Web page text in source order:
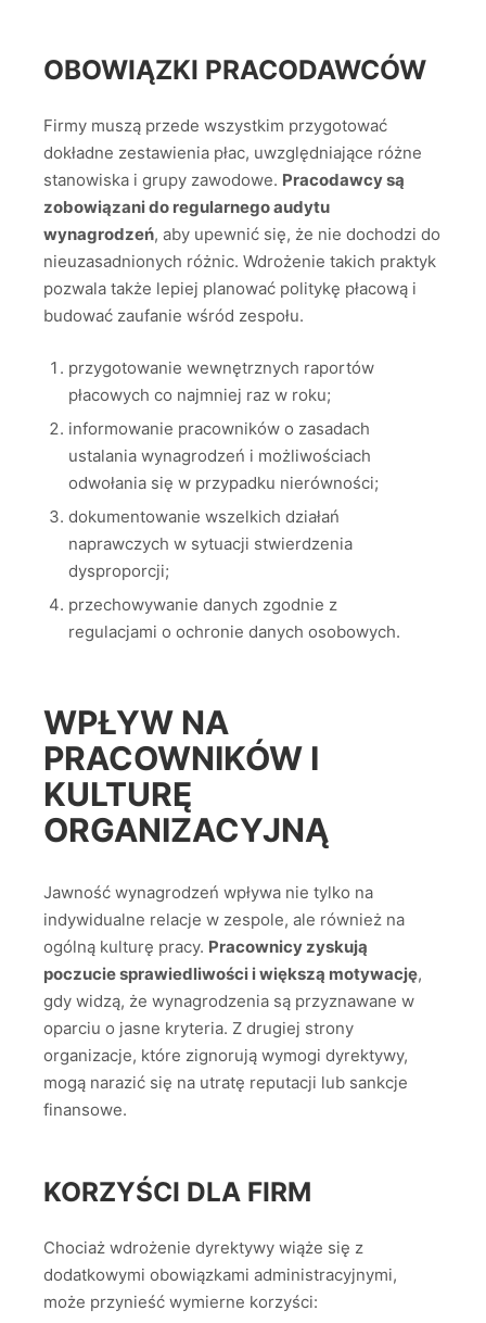
OBOWIĄZKI PRACODAWCÓW
Firmy muszą przede wszystkim przygotować
dokładne zestawienia płac, uwzględniające różne
stanowiska i grupy zawodowe. Pracodawcy są
zobowiązani do regularnego audytu
wynagrodzeń, aby upewnić się, że nie dochodzi do
nieuzasadnionych różnic. Wdrożenie takich praktyk
pozwala także lepiej planować politykę płacową i
budować zaufanie wśród zespołu.
przygotowanie wewnętrznych raportów
płacowych co najmniej raz w roku;
informowanie pracowników o zasadach
ustalania wynagrodzeń i możliwościach
odwołania się w przypadku nierówności;
dokumentowanie wszelkich działań
naprawczych w sytuacji stwierdzenia
dysproporcji;
przechowywanie danych zgodnie z
regulacjami o ochronie danych osobowych.
WPŁYW NA
PRACOWNIKÓW I
KULTURĘ
ORGANIZACYJNĄ
Jawność wynagrodzeń wpływa nie tylko na
indywidualne relacje w zespole, ale również na
ogólną kulturę pracy. Pracownicy zyskują
poczucie sprawiedliwości i większą motywację,
gdy widzą, że wynagrodzenia są przyznawane w
oparciu o jasne kryteria. Z drugiej strony
organizacje, które zignorują wymogi dyrektywy,
mogą narazić się na utratę reputacji lub sankcje
finansowe.
KORZYŚCI DLA FIRM
Chociaż wdrożenie dyrektywy wiąże się z
dodatkowymi obowiązkami administracyjnymi,
może przynieść wymierne korzyści: